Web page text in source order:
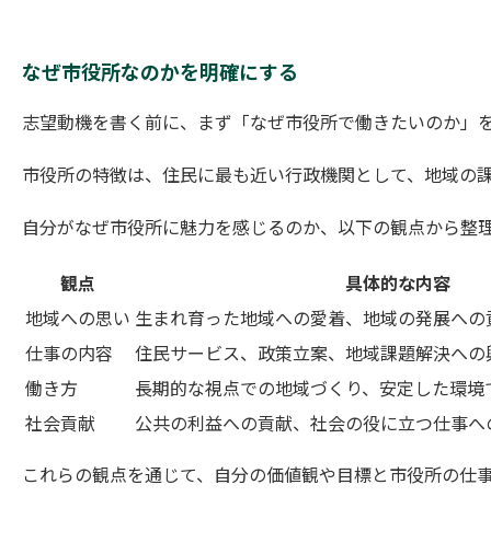
なぜ市役所なのかを明確にする
志望動機を書く前に、まず「なぜ市役所で働きたいのか
市役所の特徴は、住民に最も近い行政機関として、地域
自分がなぜ市役所に魅力を感じるのか、以下の観点から整
観点
具体的な内容
地域への思い 生まれ育った地域への愛着、地域の発展へ
仕事の内容
住民サービス、政策立案、地域課題解決への
働き方
長期的な視点での地域づくり、安定した環
社会貢献
公共の利益への貢献、社会の役に立つ仕事
これらの観点を通じて、自分の価値観や目標と市役所の